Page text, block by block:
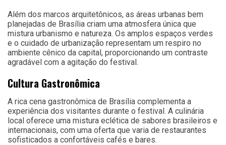
Além dos marcos arquitetônicos, as áreas urbanas bem
planejadas de Brasília criam uma atmosfera única que
mistura urbanismo e natureza. Os amplos espaços verdes
e o cuidado de urbanização representam um respiro no
ambiente cênico da capital, proporcionando um contraste
agradável com a agitação do festival.
Cultura Gastronômica
A rica cena gastronômica de Brasília complementa a
experiência dos visitantes durante o festival. A culinária
local oferece uma mistura eclética de sabores brasileiros e
internacionais, com uma oferta que varia de restaurantes
sofisticados a confortáveis cafés e bares.